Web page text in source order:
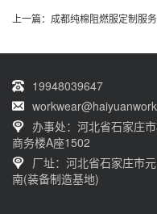
上一篇： 成都纯棉阻燃服定制服务的探索与
19948039647
办事处：河北省石家庄
商务楼A座1502
厂址：河北省石家庄市
南(装备制造基地)